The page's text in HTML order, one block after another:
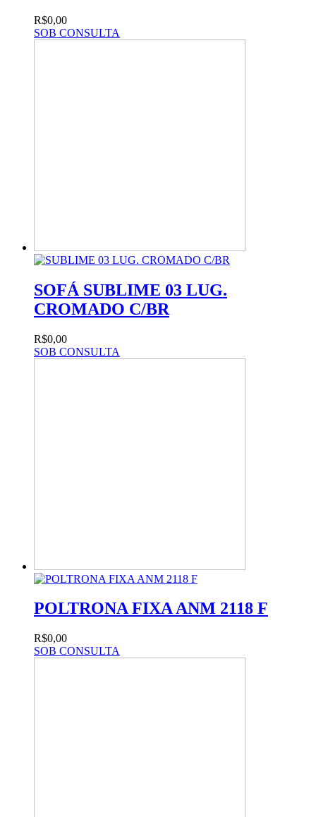
R$0,00
SOB CONSULTA
SOFÁ SUBLIME 03 LUG.
CROMADO C/BR
R$0,00
SOB CONSULTA
POLTRONA FIXA ANM 2118 F
R$0,00
SOB CONSULTA